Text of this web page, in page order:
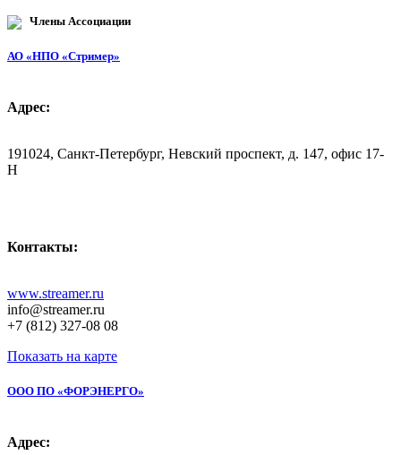
Члены Ассоциации
АО «НПО «Стример»
Адрес:
191024, Санкт-Петербург, Невский проспект, д. 147, офис 17-
Н
Контакты:
www.streamer.ru
info@streamer.ru
+7 (812) 327-08 08
Показать на карте
ООО ПО «ФОРЭНЕРГО»
Адрес: